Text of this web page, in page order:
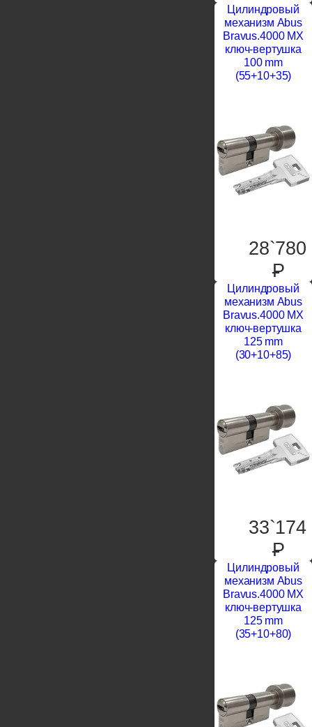
Цилиндровый
механизм Abus
Bravus.4000 MX
ключ-вертушка
100 mm
(55+10+35)
28`780
P
Цилиндровый
механизм Abus
Bravus.4000 MX
ключ-вертушка
125 mm
(30+10+85)
33`174
P
Цилиндровый
механизм Abus
Bravus.4000 MX
ключ-вертушка
125 mm
(35+10+80)